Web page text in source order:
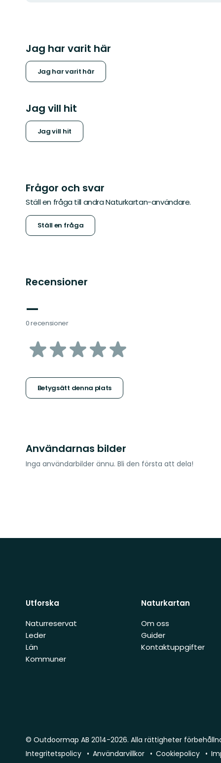
Jag har varit här
Jag har varit här
Jag vill hit
Jag vill hit
Frågor och svar
Ställ en fråga till andra Naturkartan-användare.
Ställ en fråga
Recensioner
—
0 recensioner
av
stjärnor
Betygsätt denna plats
Användarnas bilder
Inga användarbilder ännu. Bli den första att dela!
Utforska
Naturreservat
Leder
Län
Kommuner
Naturkartan
Om oss
Guider
Kontaktuppgifter
© Outdoormap AB 2014-2026. Alla rättigheter
Integritetspolicy
Användarvillkor Cookiepolicy